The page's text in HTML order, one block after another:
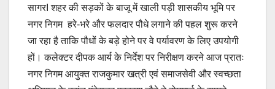
सागरI शहर की सड़कों के बाजू में खाली पड़ी शासकीय भूमि पर
नगर निगम हरे-भरे और फलदार पौधे लगाने की पहल शुरू करने
जा रहा है ताकि पौधों के बड़े होने पर वे पर्यावरण के लिए उपयोगी
हों। कलेक्टर दीपक आर्य के निर्देश पर निरीक्षण करने आज प्रातः
नगर निगम आयुक्त राजकुमार खत्री एवं समाजसेवी और स्वच्छता